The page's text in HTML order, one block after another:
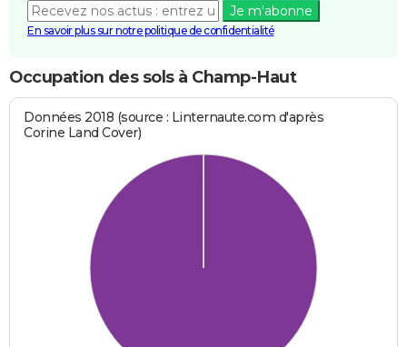
Je m'abonne
En savoir plus sur notre politique de confidentialité
Occupation des sols à Champ-Haut
Données 2018 (source : Linternaute.com d'après
Corine Land Cover)